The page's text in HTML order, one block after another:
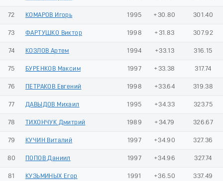
72 КОМАРОВ Игорь 1995 +30.80 301.40
73 ФАРТУШКО Виктор 1998 +31.83 307.92
74 КОЗЛОВ Артем 1994 +33.13 316.15
75 БУРЕНКОВ Максим 1997 +33.38 317.74
76 ПЕТРАКОВ Евгений 1998 +33.64 319.38
77 ДАВЫДОВ Михаил 1995 +34.33 323.75
78 ТИХОНЧУК Дмитрий 1989 +34.79 326.67
79 КУЧИН Виталий 1997 +34.90 327.36
80 ПОПОВ Даниил 1997 +34.96 327.74
81 КУЗЬМИНЫХ Егор 1991 +36.50 337.49